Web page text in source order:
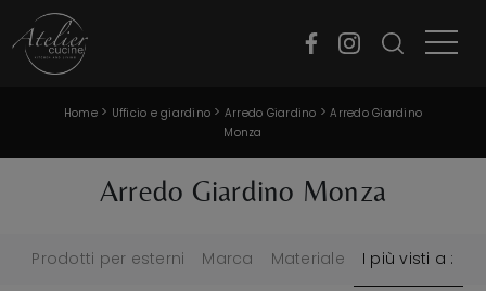
Home> Ufficio e giardino > Arredo Giardino >Arredo Giardino
Monza
Arredo Giardino Monza
Prodotti per esterni Marca Materiale I più visti a :